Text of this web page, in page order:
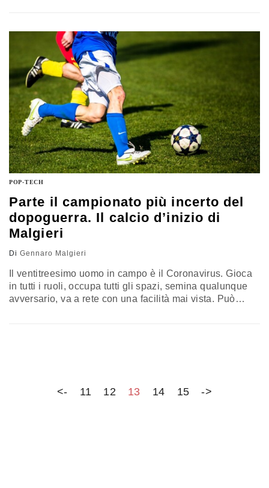
ha sancito un ordine politico del tutto inedito nella
POP-TECH
Parte il campionato più incerto del
dopoguerra. Il calcio d’inizio di
Malgieri
Di Gennaro Malgieri
Il ventitreesimo uomo in campo è il Coronavirus. Gioca
in tutti i ruoli, occupa tutti gli spazi, semina qualunque
avversario, va a rete con una facilità mai vista. Può
<- 11 12 13 14 15 ->